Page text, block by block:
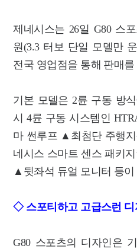
제네시스는 26일 G80 스
원(3.3 터보 단일 모델만
전국 영업점을 통해 판매
기본 모델은 2륜 구동 방
시 4륜 구동 시스템인
마 썬루프 ▲최첨단 주행지
네시스 스마트 센스 패키
▲뒷좌석 듀얼 모니터 등
◇ 스포티하고 고급스런 디
G80 스포츠의 디자인은